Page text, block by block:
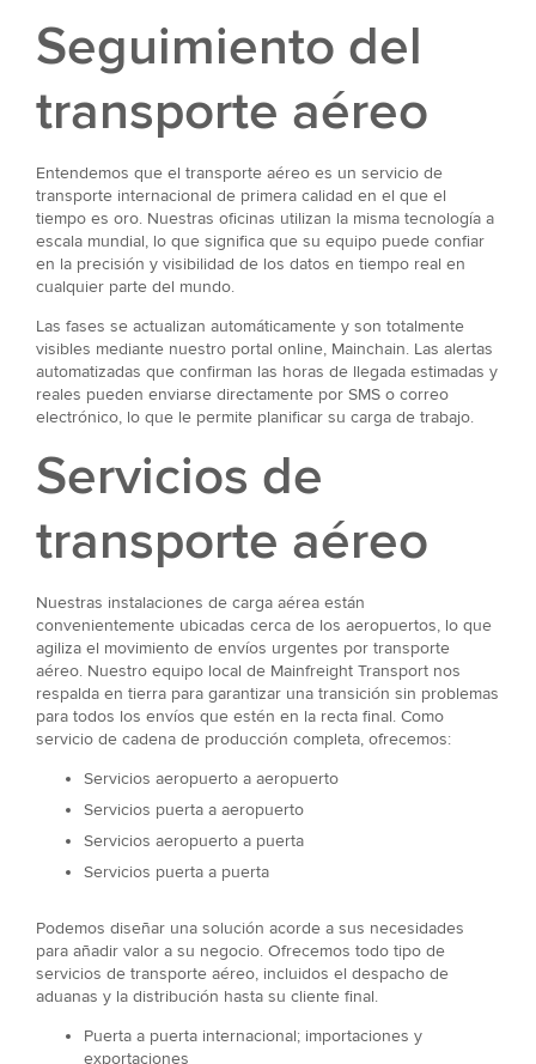
Seguimiento del
transporte aéreo
Entendemos que el transporte aéreo es un servicio de
transporte internacional de primera calidad en el que el
tiempo es oro. Nuestras oficinas utilizan la misma tecnología a
escala mundial, lo que significa que su equipo puede confiar
en la precisión y visibilidad de los datos en tiempo real en
cualquier parte del mundo.
Las fases se actualizan automáticamente y son totalmente
visibles mediante nuestro portal online, Mainchain. Las alertas
automatizadas que confirman las horas de llegada estimadas y
reales pueden enviarse directamente por SMS o correo
electrónico, lo que le permite planificar su carga de trabajo.
Servicios de
transporte aéreo
Nuestras instalaciones de carga aérea están
convenientemente ubicadas cerca de los aeropuertos, lo que
agiliza el movimiento de envíos urgentes por transporte
aéreo. Nuestro equipo local de Mainfreight Transport nos
respalda en tierra para garantizar una transición sin problemas
para todos los envíos que estén en la recta final. Como
servicio de cadena de producción completa, ofrecemos:
Servicios aeropuerto a aeropuerto
Servicios puerta a aeropuerto
Servicios aeropuerto a puerta
Servicios puerta a puerta
Podemos diseñar una solución acorde a sus necesidades
para añadir valor a su negocio. Ofrecemos todo tipo de
servicios de transporte aéreo, incluidos el despacho de
aduanas y la distribución hasta su cliente final.
Puerta a puerta internacional; importaciones y
exportaciones